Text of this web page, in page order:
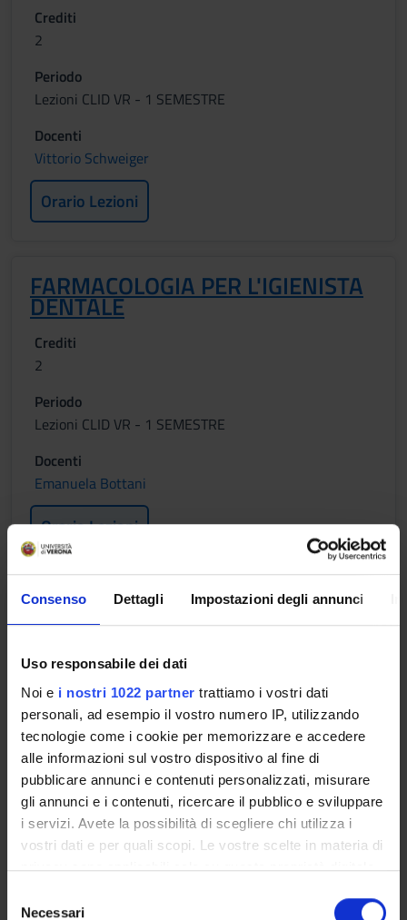
Consenso Dettagli Impostazioni degli annunci
Uso responsabile dei dati
Noi e i nostri 1022 partner trattiamo i vostri dati
personali, ad esempio il vostro numero IP, utilizzando
tecnologie come i cookie per memorizzare e accedere
alle informazioni sul vostro dispositivo al fine di
pubblicare annunci e contenuti personalizzati, misurare
gli annunci e i contenuti, ricercare il pubblico e sviluppare
i servizi. Avete la possibilità di scegliere chi utilizza i
vostri dati e per quali scopi. Le vostre scelte in materia di
privacy sono applicabili solo su questa proprietà digitale
modificare o revocare il proprio consenso in qualsiasi
Necessari
Crediti
2
Periodo
Lezioni CLID VR - 1 SEMESTRE
Docenti
Vittorio Schweiger
Orario Lezioni
FARMACOLOGIA PER L'IGIENISTA
DENTALE
Crediti
2
Periodo
Lezioni CLID VR - 1 SEMESTRE
Docenti
Emanuela Bottani
Orario Lezioni
TECNICHE DI EMERGENZA E DI
PRIMO SOCCORSO
Crediti
1
Periodo
Lezioni CLID VR - 1 SEMESTRE
Docenti
Giacomo Sebastiano Canova
Orario Lezioni